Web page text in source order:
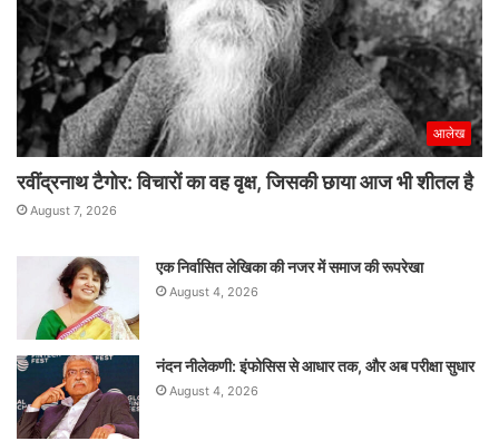
आलेख
रवींद्रनाथ टैगोर: विचारों का वह वृक्ष, जिसकी छाया आज भी शीतल है
August 7, 2026
एक निर्वासित लेखिका की नजर में समाज की रूपरेखा
August 4, 2026
नंदन नीलेकणी: इंफोसिस से आधार तक, और अब परीक्षा सुधार
August 4, 2026